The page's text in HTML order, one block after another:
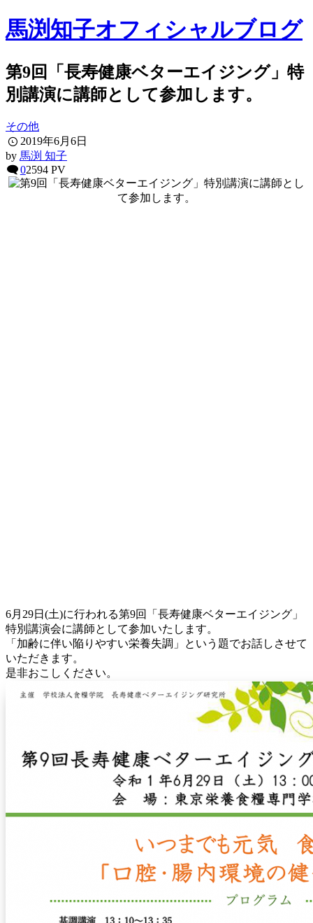
馬渕知子オフィシャルブログ
第9回「長寿健康ベターエイジング」特
別講演に講師として参加します。
その他
2019年6月6日
by 馬渕 知子
02594 PV
6月29日(土)に行われる第9回「長寿健康ベターエイジング」
特別講演会に講師として参加いたします。
「加齢に伴い陥りやすい栄養失調」という題でお話しさせて
いただきます。
是非おこしください。